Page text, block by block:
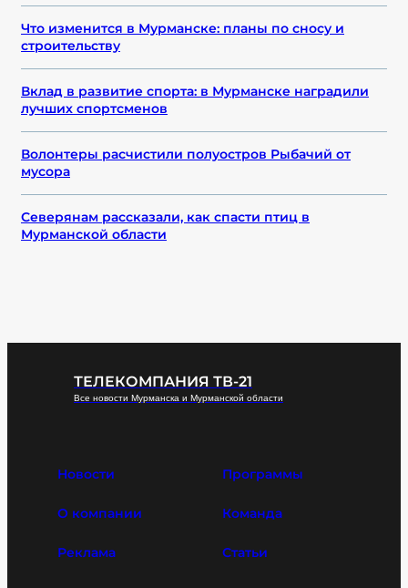
Что изменится в Мурманске: планы по сносу и
строительству
Вклад в развитие спорта: в Мурманске наградили
лучших спортсменов
Волонтеры расчистили полуостров Рыбачий от
мусора
Северянам рассказали, как спасти птиц в
Мурманской области
ТЕЛЕКОМПАНИЯ ТВ-21
Все новости Мурманска и Мурманской области
Новости Программы
О компании Команда
Реклама Статьи